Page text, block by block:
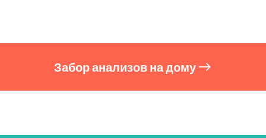
Забор анализов на дому